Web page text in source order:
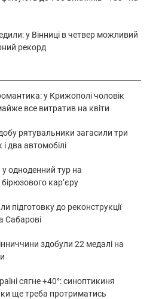
у Вінниці в четвер можливий
рекорд
у Крижополі чоловік
все витратив на квіти
рятувальники загасили три
два автомобілі
одноденний тур на
кар’єру
підготовку до реконструкції
Сабарові
здобули 22 медалі на
сягне +40°: синоптикиня
ще треба протриматись